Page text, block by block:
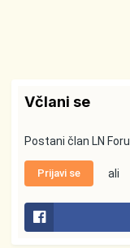
Včlani se
Postani član LN
Prijavi se ali